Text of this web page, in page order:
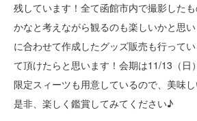
残しています！全て函館市内で撮影した
かなと考えながら観るのも楽しいかと思
に合わせて作成したグッズ販売も行って
て頂けたらと思います！会期は11/13（日
限定スィーツも用意しているので、美味
是非、楽しく鑑賞してみてください♪